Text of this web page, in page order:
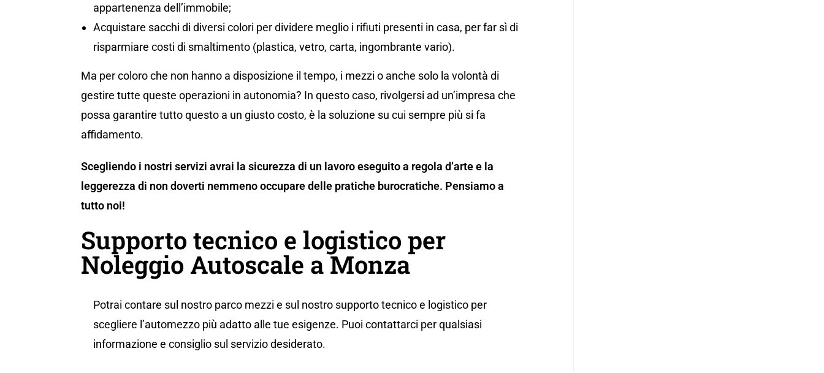
appartenenza dell’immobile;
Acquistare sacchi di diversi colori per dividere meglio i rifiuti presenti in casa, per far sì di
risparmiare costi di smaltimento (plastica, vetro, carta, ingombrante vario).
Ma per coloro che non hanno a disposizione il tempo, i mezzi o anche solo la volontà di
gestire tutte queste operazioni in autonomia? In questo caso, rivolgersi ad un’impresa che
possa garantire tutto questo a un giusto costo, è la soluzione su cui sempre più si fa
affidamento.
Scegliendo i nostri servizi avrai la sicurezza di un lavoro eseguito a regola d’arte e la
leggerezza di non doverti nemmeno occupare delle pratiche burocratiche. Pensiamo a
tutto noi!
Supporto tecnico e logistico per
Noleggio Autoscale a Monza
Potrai contare sul nostro parco mezzi e sul nostro supporto tecnico e logistico per
scegliere l’automezzo più adatto alle tue esigenze. Puoi contattarci per qualsiasi
informazione e consiglio sul servizio desiderato.